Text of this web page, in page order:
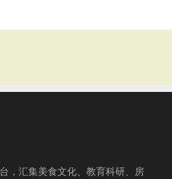
，汇集美食文化、教育科研、房